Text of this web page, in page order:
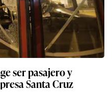
ser pasajero y
Santa Cruz